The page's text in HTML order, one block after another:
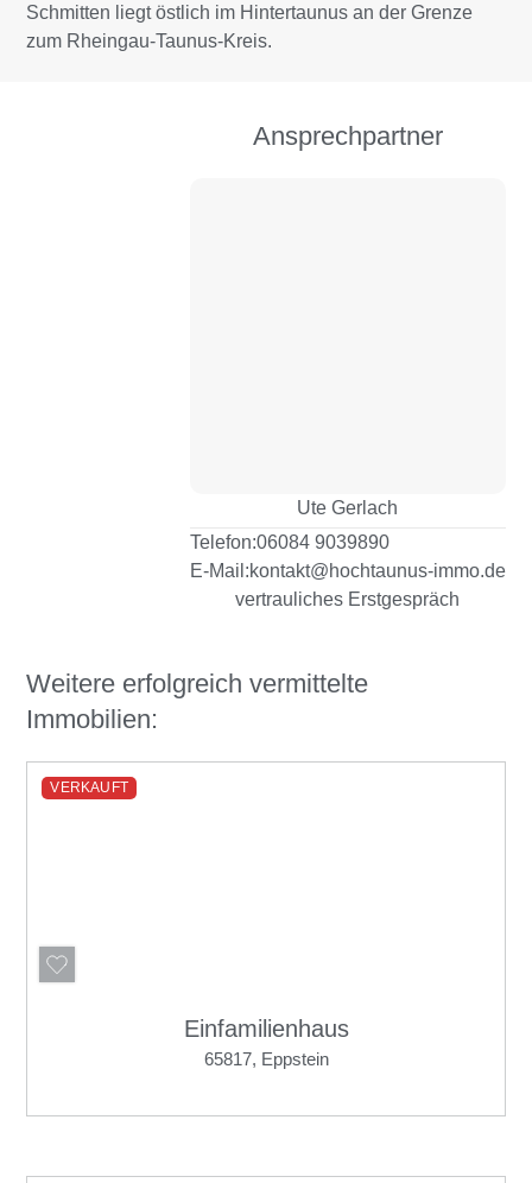
Schmitten liegt östlich im Hintertaunus an der Grenze
zum Rheingau-Taunus-Kreis.
Ansprechpartner
Ute Gerlach
Telefon:06084 9039890
E-Mail:kontakt@hochtaunus-immo.de
vertrauliches Erstgespräch
Weitere erfolgreich vermittelte
Immobilien:
VERKAUFT
Einfamilienhaus
65817, Eppstein